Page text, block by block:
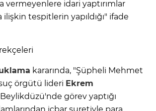
vermeyenlere idari yaptırımlar
ilişkin tespitlerin yapıldığı" ifade
kararında, "Şüpheli Mehmet
suç örgütü lideri Ekrem
Beylikdüzü'nde görev yaptığı